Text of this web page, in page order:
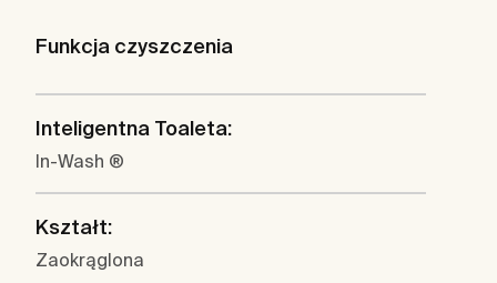
Funkcja czyszczenia
Inteligentna Toaleta:
In-Wash ®
Kształt:
Zaokrąglona